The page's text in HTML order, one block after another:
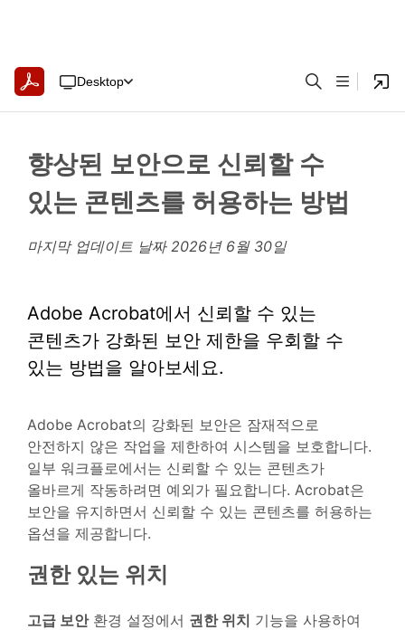
Desktop
향상된 보안으로 신뢰할 수
있는 콘텐츠를 허용하는 방법
마지막 업데이트 날짜 2026년 6월 30일
Adobe Acrobat에서 신뢰할 수 있는
콘텐츠가 강화된 보안 제한을 우회할 수
있는 방법을 알아보세요.
Adobe Acrobat의 강화된 보안은 잠재적으로
안전하지 않은 작업을 제한하여 시스템을 보호합니다.
일부 워크플로에서는 신뢰할 수 있는 콘텐츠가
올바르게 작동하려면 예외가 필요합니다. Acrobat은
보안을 유지하면서 신뢰할 수 있는 콘텐츠를 허용하는
옵션을 제공합니다.
권한 있는 위치
고급 보안환경 설정에서 권한 위치 기능을 사용하여